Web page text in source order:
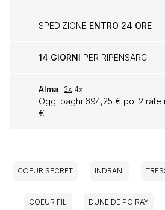
SPEDIZIONE ENTRO 24 ORE
14 GIORNI PER RIPENSARCI
Alma 3x 4x
Oggi paghi 694,25 € poi 2 rate
€
COEUR SECRET INDRANI
COEUR FIL DUNE DE POIRAY